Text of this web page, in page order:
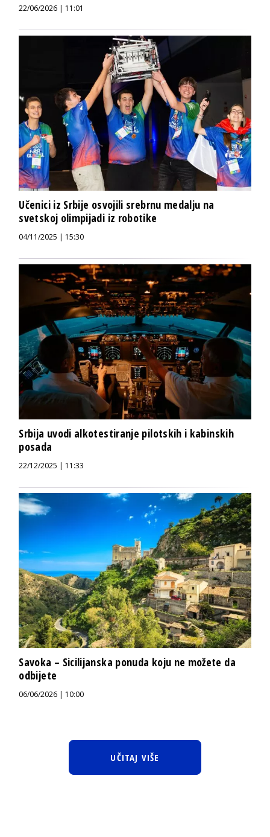
22/06/2026 | 11:01
Učenici iz Srbije osvojili srebrnu medalju na
svetskoj olimpijadi iz robotike
04/11/2025 | 15:30
Srbija uvodi alkotestiranje pilotskih i kabinskih
posada
22/12/2025 | 11:33
Savoka – Sicilijanska ponuda koju ne možete da
odbijete
06/06/2026 | 10:00
UČITAJ VIŠE